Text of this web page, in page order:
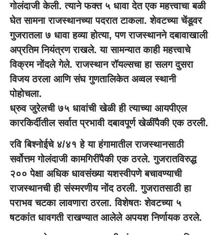
गोलंदाजी केली. त्याने फक्त ५ धावा देत एक महत्त्वाचा बळी
घेत सामना राजस्थानच्या पदरात टाकला. शेवटच्या चेंडूवर
गुजरातला ७ धावा हव्या होत्या, पण राजस्थानने दबावाखाली
अप्रतिम नियंत्रण राखले. या सामन्यात काही महत्त्वाचे
विक्रम नोंदले गेले. राजस्थान रॉयल्सचा हा सलग दुसरा
विजय ठरला आणि संघ गुणतालिकेत अव्वल स्थानी
पोहोचला.
ध्रुव जुरेलची ७५ धावांची खेळी ही त्याच्या आयपीएल
कारकिर्दीतील सर्वात प्रभावी दबावपूर्ण खेळींपैकी एक ठरली.
रवि बिश्नोईचे ४/४१ हे या हंगामातील राजस्थानसाठी
सर्वोत्तम गोलंदाजी कामगिरींपैकी एक ठरले. गुजरातविरुद्ध
२०० पेक्षा अधिक धावसंख्या यशस्वीपणे बचावण्याची
राजस्थानची ही संस्मरणीय नोंद ठरली. गुजरातसाठी हा
पराभव चटका लावणारा ठरला. विशेषतः शेवटच्या ५
षटकांत धावगती राखण्यात आलेले अपयश निर्णायक ठरले.